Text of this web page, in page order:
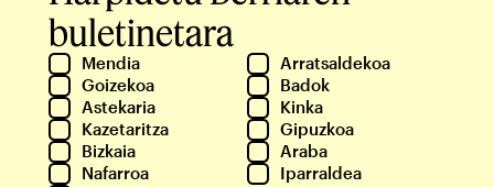
buletinetara
Mendia
Arratsaldekoa
Goizekoa
Badok
Astekaria
Kinka
Kazetaritza
Gipuzkoa
Bizkaia
Araba
Nafarroa
Iparraldea